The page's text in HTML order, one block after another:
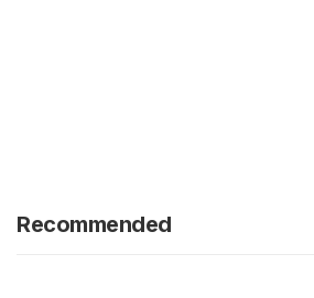
Recommended